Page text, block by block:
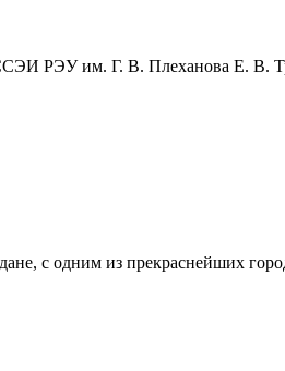
ССЭИ РЭУ им. Г. В. Плеханова Е. В.
с одним из прекраснейших